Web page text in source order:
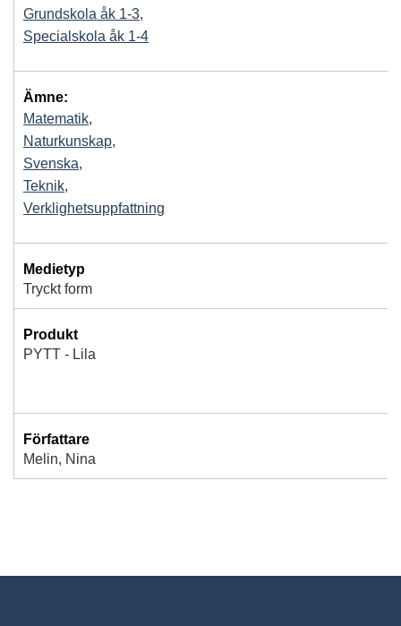
Grundskola åk 1-3,
Specialskola åk 1-4
Ämne:
Matematik,
Naturkunskap,
Svenska,
Teknik,
Verklighetsuppfattning
Medietyp
Tryckt form
Produkt
PYTT - Lila
Författare
Melin, Nina